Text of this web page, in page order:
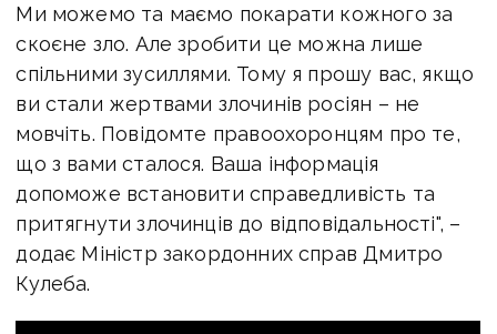
Ми можемо та маємо покарати кожного за
скоєне зло. Але зробити це можна лише
спільними зусиллями. Тому я прошу вас, якщо
ви стали жертвами злочинів росіян – не
мовчіть. Повідомте правоохоронцям про те,
що з вами сталося. Ваша інформація
допоможе встановити справедливість та
притягнути злочинців до відповідальності", –
додає Міністр закордонних справ Дмитро
Кулеба.